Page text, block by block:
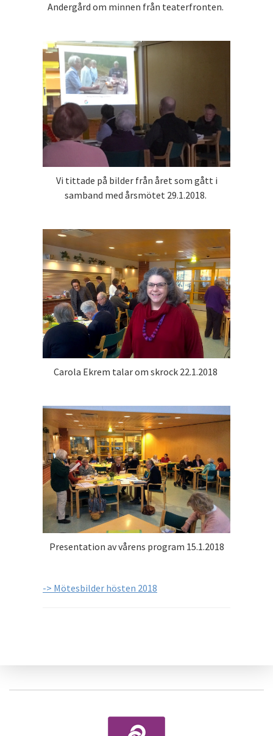
Andergård om minnen från teaterfronten.
Vi tittade på bilder från året som gått i
samband med årsmötet 29.1.2018.
Carola Ekrem talar om skrock 22.1.2018
Presentation av vårens program 15.1.2018
-> Mötesbilder hösten 2018